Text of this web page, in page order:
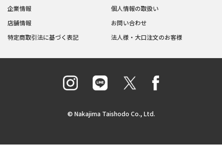
企業情報
店舗情報
特定商取引法に基づく表記
個人情報の取扱い
お問い合わせ
法人様・大口注文のお客様
© Nakajima Taishodo Co., Ltd.